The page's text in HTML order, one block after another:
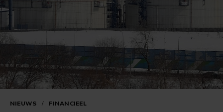
NIEUWS / FINANCIEEL